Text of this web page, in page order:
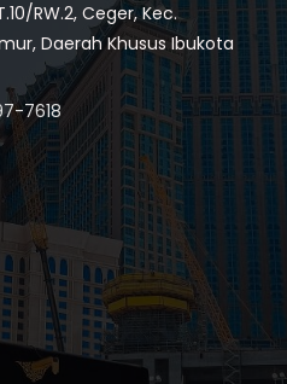
RW.2, Ceger, Kec.
Daerah Khusus Ibukota
7618